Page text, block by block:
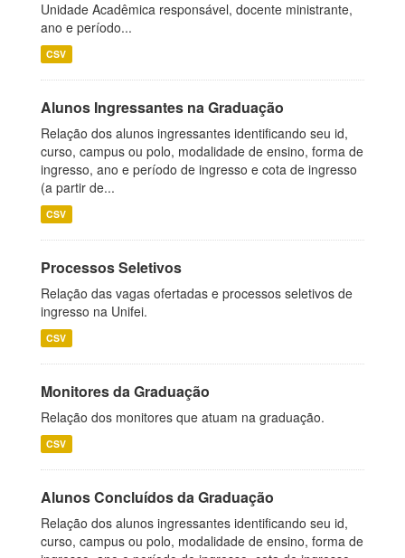
Unidade Acadêmica responsável, docente ministrante,
ano e período...
CSV
Alunos Ingressantes na Graduação
Relação dos alunos ingressantes identificando seu id,
curso, campus ou polo, modalidade de ensino, forma de
ingresso, ano e período de ingresso e cota de ingresso
(a partir de...
CSV
Processos Seletivos
Relação das vagas ofertadas e processos seletivos de
ingresso na Unifei.
CSV
Monitores da Graduação
Relação dos monitores que atuam na graduação.
CSV
Alunos Concluídos da Graduação
Relação dos alunos ingressantes identificando seu id,
curso, campus ou polo, modalidade de ensino, forma de